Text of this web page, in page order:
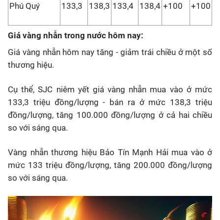
Phú Quý 133,3 138,3 133,4 138,4 +100 +100
Giá vàng nhẫn trong nước hôm nay:
Giá vàng nhẫn hôm nay tăng - giảm trái chiều ở một số
thương hiệu.
Cụ thể, SJC niêm yết giá vàng nhẫn mua vào ở mức
133,3 triệu đồng/lượng - bán ra ở mức 138,3 triệu
đồng/lượng, tăng 100.000 đồng/lượng ở cả hai chiều
so với sáng qua.
Vàng nhẫn thương hiệu Bảo Tín Mạnh Hải mua vào ở
mức 133 triệu đồng/lượng, tăng 200.000 đồng/lượng
so với sáng qua.